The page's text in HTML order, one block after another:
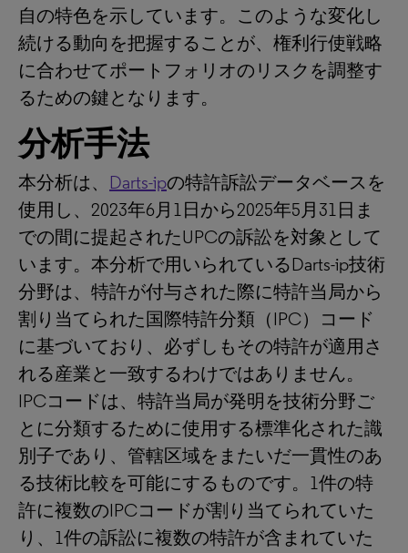
自の特色を示しています。このような変化し
続ける動向を把握することが、権利行使戦略
に合わせてポートフォリオのリスクを調整す
るための鍵となります。
分析手法
本分析は、 Darts-ipの特許訴訟データベースを
使用し、2023年6月1日から2025年5月31日ま
での間に提起されたUPCの訴訟を対象として
います。本分析で用いられているDarts-ip技術
分野は、特許が付与された際に特許当局から
割り当てられた国際特許分類（IPC）コード
に基づいており、必ずしもその特許が適用さ
れる産業と一致するわけではありません。
IPCコードは、特許当局が発明を技術分野ご
とに分類するために使用する標準化された識
別子であり、管轄区域をまたいだ一貫性のあ
る技術比較を可能にするものです。1件の特
許に複数のIPCコードが割り当てられていた
り、1件の訴訟に複数の特許が含まれていた